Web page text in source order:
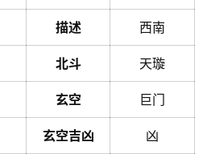
描述 西南
北斗 天璇
玄空 巨门
玄空吉凶 凶